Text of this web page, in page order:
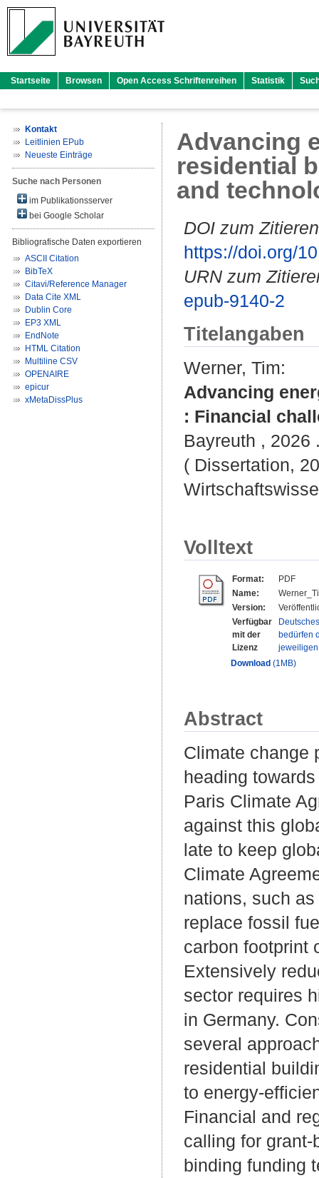
Startseite Browsen Open Access Schriftenreihen Statistik
Kontakt
Leitlinien EPub
Neueste Einträge
Suche nach Personen
im Publikationsserver
bei Google Scholar
Bibliografische Daten exportieren
ASCII Citation
BibTeX
Citavi/Reference Manager
Data Cite XML
Dublin Core
EP3 XML
EndNote
HTML Citation
Multiline CSV
OPENAIRE
epicur
xMetaDissPlus
Advancing
residential
and
DOI zum
https://doi.org/
URN zum
epub-9140-2
Titelangaben
Werner, Tim:
Advancing
: Financial
Bayreuth , 2026
( Dissertation,
Volltext
Format:
PDF
Name:
Version:
Verfügbar
mit der
Lizenz
bedürfen
Download (1MB)
Abstract
Climate change
heading
Paris Climate
against this
late to keep
Climate
nations, such
replace fossil
carbon footprint
Extensively
sector requires
in Germany.
several
residential
to energy-
Financial and
calling for
binding funding